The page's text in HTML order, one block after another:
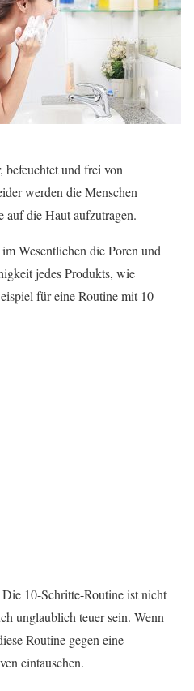
befeuchtet und frei von
werden die Menschen
die Haut aufzutragen.
Wesentlichen die Poren und
jedes Produkts, wie
für eine Routine mit 10
10-Schritte-Routine ist nicht
unglaublich teuer sein. Wenn
Routine gegen eine
eintauschen.